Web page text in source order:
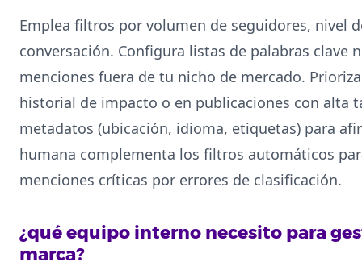
Emplea filtros por volumen de seguidores, nivel
conversación. Configura listas de palabras clave
menciones fuera de tu nicho de mercado.
historial de impacto o en publicaciones con alta
metadatos (ubicación, idioma, etiquetas) para
humana complementa los filtros automáticos
menciones críticas por errores de clasificación.
¿qué equipo interno necesito para
marca?